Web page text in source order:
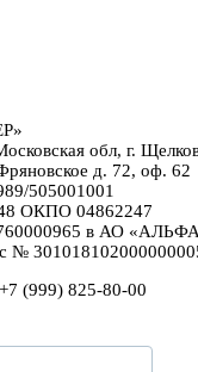
обл, г.
д. 72, оф. 62
505001001
ОКПО 04862247
в АО
№
(999) 825-80-00